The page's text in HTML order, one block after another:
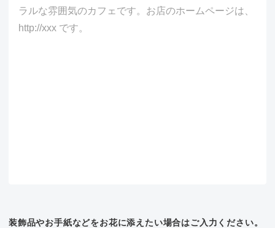
装飾品やお手紙などをお花に添えたい場合はご入力ください。